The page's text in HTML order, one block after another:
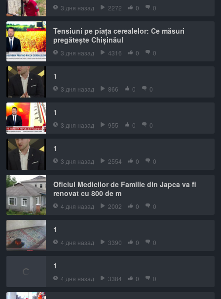
3 дня назад 2272 0 0
Tensiuni pe piața cerealelor: Ce măsuri
pregătește Chișinăul
3 дня назад 4316 0 0
1
3 дня назад 866 0 0
1
3 дня назад 955 0 0
1
3 дня назад 2554 0 0
Oficiul Medicilor de Familie din Japca va fi
renovat cu 800 de m
4 дня назад 2002 0 0
1
4 дня назад 3390 0 0
1
4 дня назад 3384 0 0